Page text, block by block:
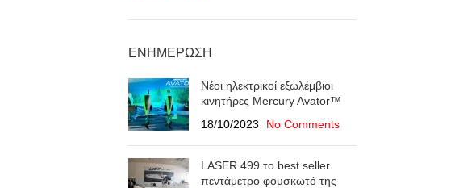
ΕΝΗΜΈΡΩΣΗ
Νέοι ηλεκτρικοί εξωλέμβιοι
κινητήρες Mercury Avator™
18/10/2023
No Comments
LASER 499 το best seller
πεντάμετρο φουσκωτό της